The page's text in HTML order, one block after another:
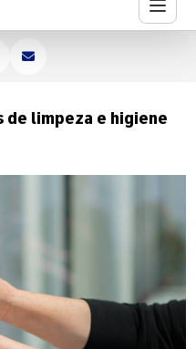
de limpeza e higiene
de limpeza e higiene